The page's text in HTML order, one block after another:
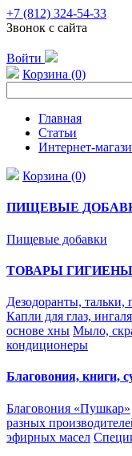
+7 (812) 324-54-33
Звонок с сайта
Войти
Корзина (0)
Главная
Статьи
Интернет-
Корзина (0)
ПИЩЕВЫЕ
Пищевые добавки
ТОВАРЫ ГИГИЕНЫ
Дезодоранты, тальки,
Капли для глаз,
основе хны Мыло,
кондиционеры
Благовония, книги,
Благовония «Пушкар»
разных
эфирных масел